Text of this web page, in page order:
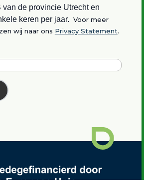
van de provincie Utrecht en
keren per jaar. Voor meer
wij naar ons Privacy Statement.